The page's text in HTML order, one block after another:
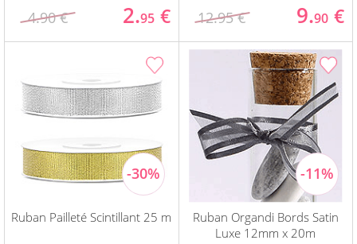
4.90 € 2.95 € 12.95 € 9.90 €
Ruban Pailleté Scintillant 25 m
Ruban Organdi Bords Satin
Luxe 12mm x 20m